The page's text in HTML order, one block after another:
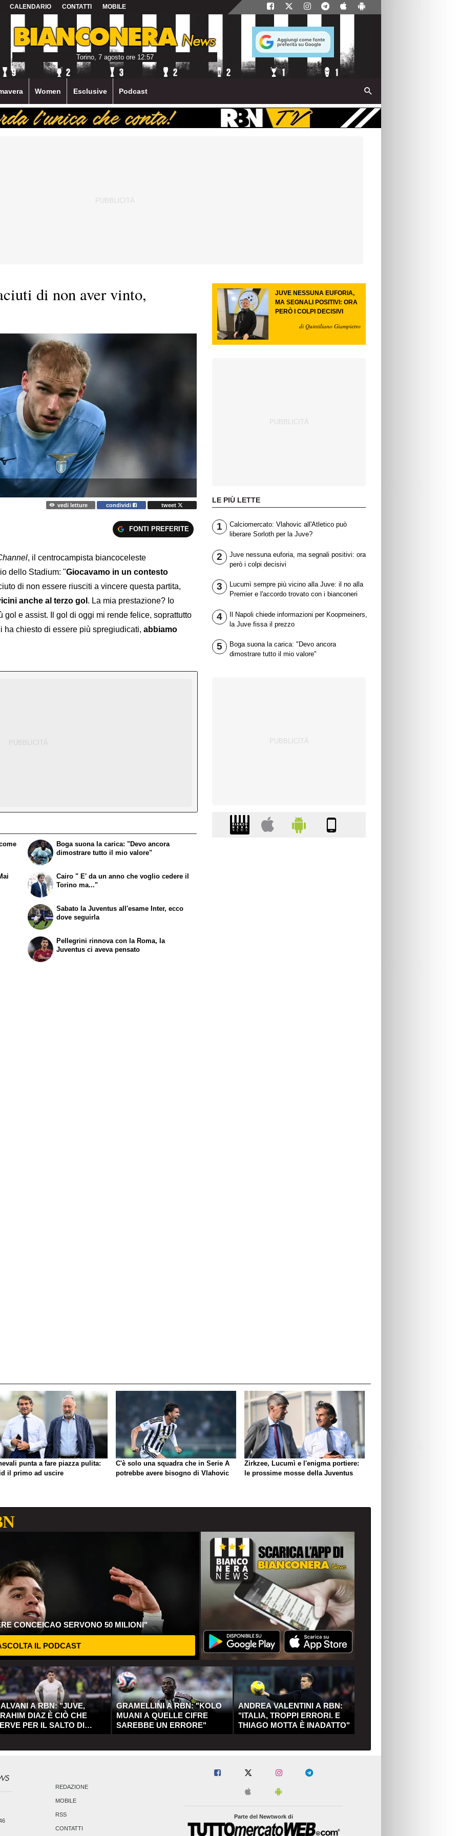
CALENDARIO CONTATTI MOBILE
Torino, 7 agosto ore 12:57
Women Esclusive Podcast
di non aver vinto,
vedi letture condividi tweet
FONTI PREFERITE
, il centrocampista biancoceleste
dello Stadium: "Giocavamo in un contesto
di non essere riusciti a vincere questa partita,
anche al terzo gol . La mia prestazione? Io
gol e assist. Il gol di oggi mi rende felice, soprattutto
ha chiesto di essere più spregiudicati, abbiamo
Boga suona la carica: "Devo ancora
dimostrare tutto il mio valore"
Cairo " E' da un anno che voglio cedere il
Torino ma..."
Sabato la Juventus all'esame Inter, ecco
dove seguirla
Pellegrini rinnova con la Roma, la
Juventus ci aveva pensato
JUVE NESSUNA EUFORIA,
MA SEGNALI POSITIVI: ORA
PERÒ I COLPI DECISIVI
di Quintiliano Giampietro
LE PIÙ LETTE
1
Calciomercato: Vlahovic all'Atletico può
liberare Sorloth per la Juve?
2
Juve nessuna euforia, ma segnali positivi: ora
però i colpi decisivi
3
Lucumì sempre più vicino alla Juve: il no alla
Premier e l'accordo trovato con i bianconeri
4
Il Napoli chiede informazioni per Koopmeiners,
la Juve fissa il prezzo
5
Boga suona la carica: "Devo ancora
dimostrare tutto il mio valore"
punta a fare piazza pulita:
il primo ad uscire
C'è solo una squadra che in Serie A
potrebbe avere bisogno di Vlahovic
Zirkzee, Lucumì e l'enigma portiere:
le prossime mosse della Juventus
CONCEICAO SERVONO 50 MILIONI"
IL PODCAST
A RBN: "JUVE,
DIAZ È CIÒ CHE
PER IL SALTO DI
GRAMELLINI A RBN: "KOLO
MUANI A QUELLE CIFRE
SAREBBE UN ERRORE"
ANDREA VALENTINI A RBN:
"ITALIA, TROPPI ERRORI. E
THIAGO MOTTA È INADATTO"
REDAZIONE
MOBILE
RSS
CONTATTI
Parte del Newtwork di